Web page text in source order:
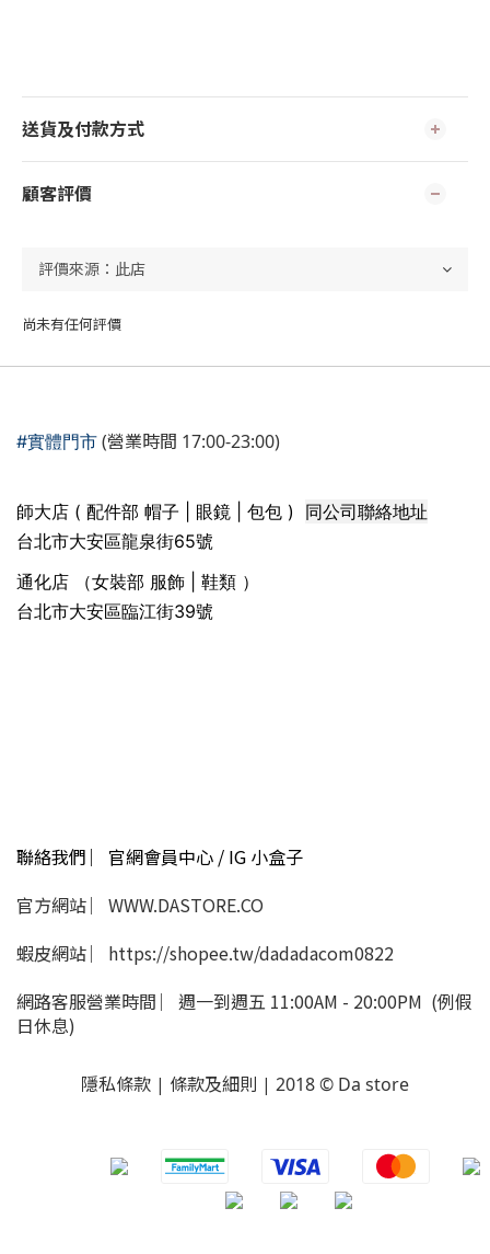
送貨及付款方式
顧客評價
尚未有任何評價
#實體門市 (營業時間 17:00-23:00)
師大店 ( 配件部 帽子 | 眼鏡 | 包包 ) 同公司聯絡地址
台北市大安區龍泉街65號
通化店 （女裝部 服飾 | 鞋類 ）
台北市大安區臨江街39號
聯絡我們 ︳官網會員中心 / IG 小盒子
官方網站 ︳WWW.DASTORE.CO
蝦皮網站 ︳https://shopee.tw/dadadacom0822
網路客服營業時間 ︳週一到週五 11:00AM - 20:00PM (例假
日休息)
隱私條款 | 條款及細則 | 2018 © Da store